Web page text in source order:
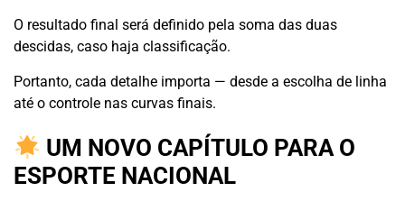
O resultado final será definido pela soma das duas
descidas, caso haja classificação.
Portanto, cada detalhe importa — desde a escolha de linha
até o controle nas curvas finais.
UM NOVO CAPÍTULO PARA O
ESPORTE NACIONAL